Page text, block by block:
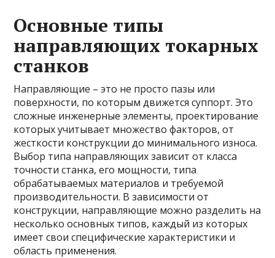
Основные типы
направляющих токарных
станков
Направляющие – это не просто пазы или
поверхности, по которым движется суппорт. Это
сложные инженерные элементы, проектирование
которых учитывает множество факторов, от
жесткости конструкции до минимального износа.
Выбор типа направляющих зависит от класса
точности станка, его мощности, типа
обрабатываемых материалов и требуемой
производительности. В зависимости от
конструкции, направляющие можно разделить на
несколько основных типов, каждый из которых
имеет свои специфические характеристики и
область применения.